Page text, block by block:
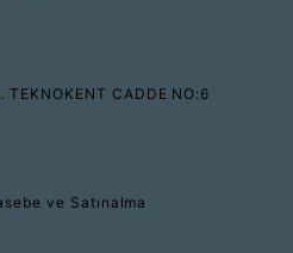
TEKNOKENT CADDE NO:6
ve Satınalma